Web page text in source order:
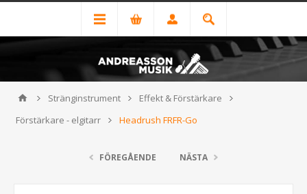
Stränginstrument
Effekt & Förstärkare
Förstärkare - elgitarr
Headrush FRFR-Go
FÖREGÅENDE NÄSTA